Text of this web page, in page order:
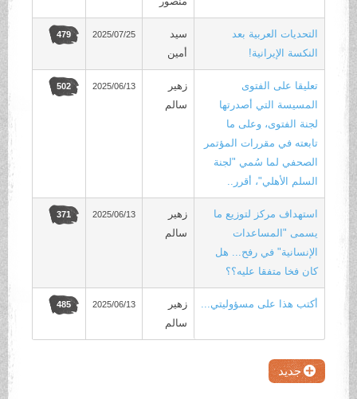
التحديات العربية بعد
النكسة الإيرانية!
سيد
أمين
2025/07/25
479
تعليقا على الفتوى
المسيسة التي أصدرتها
لجنة الفتوى، وعلى ما
تابعته في مقررات المؤتمر
الصحفي لما سُمي "لجنة
السلم الأهلي"، أقرر..
زهير
سالم
2025/06/13
502
استهداف مركز لتوزيع ما
يسمى "المساعدات
الإنسانية" في رفح... هل
كان فخا متفقا عليه؟؟
زهير
سالم
2025/06/13
371
‏أكتب هذا على مسؤوليتي...
زهير
سالم
2025/06/13
485
جديد